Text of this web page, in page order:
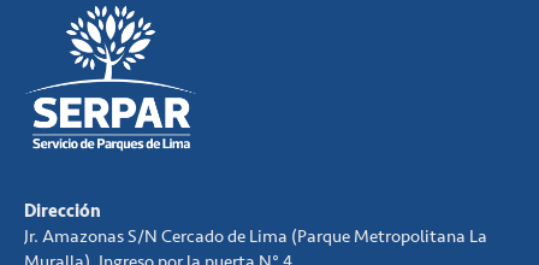
Dirección
Jr. Amazonas S/N Cercado de Lima (Parque Metropolitana La